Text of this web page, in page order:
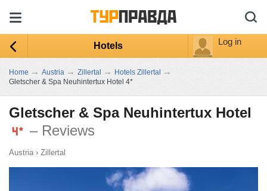
Hotels Log in
Home → Austria → Zillertal → Hotels Zillertal →
Gletscher & Spa Neuhintertux Hotel 4*
Gletscher & Spa Neuhintertux Hotel
– Reviews
Austria › Zillertal